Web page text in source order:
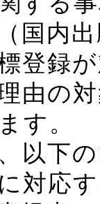
国内
登録
由の
す。
以下
対応